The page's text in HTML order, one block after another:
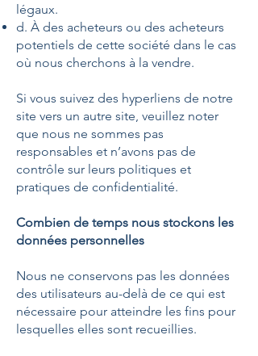
légaux.
d. À des acheteurs ou des acheteurs
potentiels de cette société dans le cas
où nous cherchons à la vendre.
Si vous suivez des hyperliens de notre
site vers un autre site, veuillez noter
que nous ne sommes pas
responsables et n’avons pas de
contrôle sur leurs politiques et
pratiques de confidentialité.
Combien de temps nous stockons les
données personnelles
Nous ne conservons pas les données
des utilisateurs au-delà de ce qui est
nécessaire pour atteindre les fins pour
lesquelles elles sont recueillies.